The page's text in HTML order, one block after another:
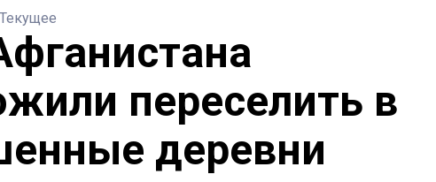
Текущее
переселить в
деревни